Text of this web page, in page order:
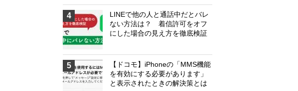
4
LINEで他の人と通話中だとバレ
ない方法は？ 着信許可をオフ
にした場合の見え方を徹底検証
5
【ドコモ】iPhoneの「MMS機能
を有効にする必要があります」
と表示されたときの解決策とは